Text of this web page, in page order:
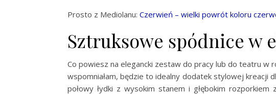
Prosto z Mediolanu: Czerwień – wielki powrót koloru
Sztruksowe spódnice w
Co powiesz na elegancki zestaw do pracy lub do teatru w
wspomniałam, będzie to idealny dodatek stylowej kreacji
połowy łydki z wysokim stanem i głębokim